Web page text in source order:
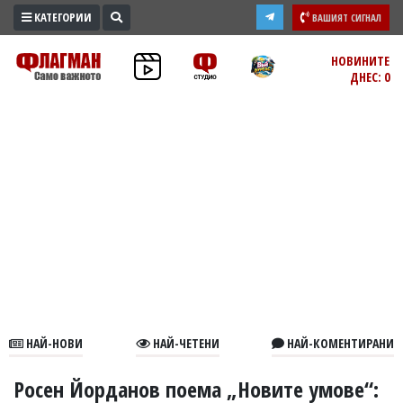
ПРОМО
ЗОНА
В
КАТЕГОРИИ ВАШИЯТ СИГНАЛ
НОВИНИТЕ
ДНЕС: 0
НАЙ-НОВИ НАЙ-ЧЕТЕНИ НАЙ-КОМЕНТИРАНИ
Росен Йорданов поема „Новите умове“: